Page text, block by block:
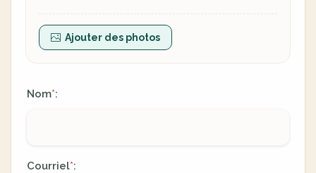
Ajouter des photos
Nom*:
Courriel*: